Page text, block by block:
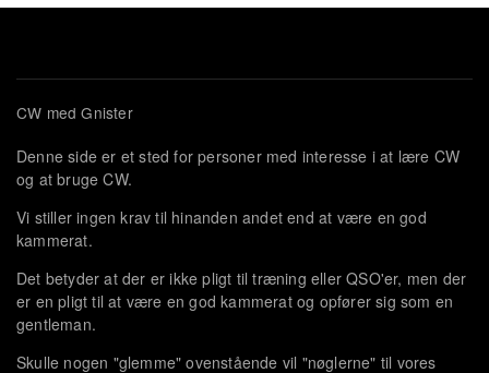
CW med Gnister
Denne side er et sted for personer med interesse i at lære CW
og at bruge CW.
Vi stiller ingen krav til hinanden andet end at være en god
kammerat.
Det betyder at der er ikke pligt til træning eller QSO'er, men der
er en pligt til at være en god kammerat og opfører sig som en
gentleman.
Skulle nogen "glemme" ovenstående vil "nøglerne" til vores